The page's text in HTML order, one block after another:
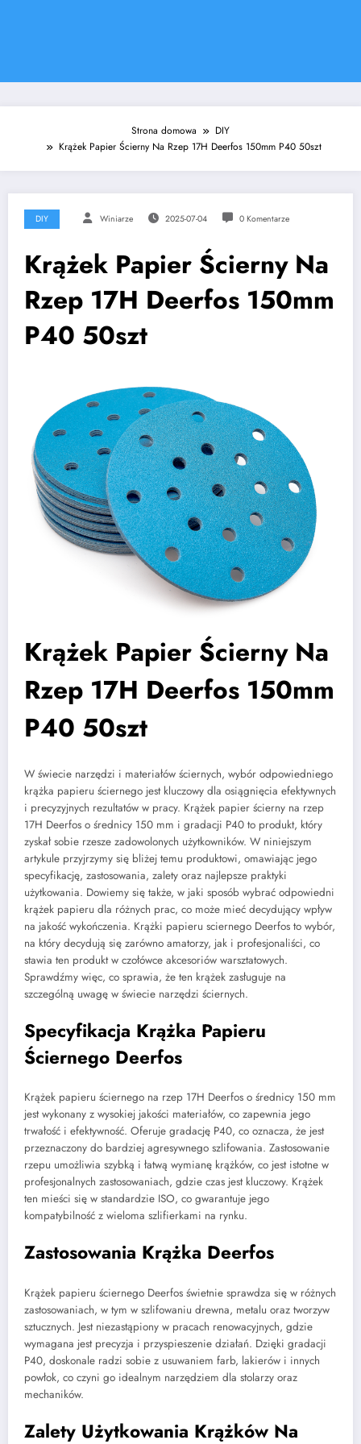
Strona domowa
DIY
Krążek Papier Ścierny Na Rzep 17H Deerfos 150mm P40 50szt
DIY Winiarze 2025-07-04 0 Komentarze
Krążek Papier Ścierny Na
Rzep 17H Deerfos 150mm
P40 50szt
Krążek Papier Ścierny Na
Rzep 17H Deerfos 150mm
P40 50szt
W świecie narzędzi i materiałów ściernych, wybór odpowiedniego
krążka papieru ściernego jest kluczowy dla osiągnięcia efektywnych
i precyzyjnych rezultatów w pracy. Krążek papier ścierny na rzep
17H Deerfos o średnicy 150 mm i gradacji P40 to produkt, który
zyskał sobie rzesze zadowolonych użytkowników. W niniejszym
artykule przyjrzymy się bliżej temu produktowi, omawiając jego
specyfikację, zastosowania, zalety oraz najlepsze praktyki
użytkowania. Dowiemy się także, w jaki sposób wybrać odpowiedni
krążek papieru dla różnych prac, co może mieć decydujący wpływ
na jakość wykończenia. Krążki papieru sciernego Deerfos to wybór,
na który decydują się zarówno amatorzy, jak i profesjonaliści, co
stawia ten produkt w czołówce akcesoriów warsztatowych.
Sprawdźmy więc, co sprawia, że ten krążek zasługuje na
szczególną uwagę w świecie narzędzi ściernych.
Specyfikacja Krążka Papieru
Ściernego Deerfos
Krążek papieru ściernego na rzep 17H Deerfos o średnicy 150 mm
jest wykonany z wysokiej jakości materiałów, co zapewnia jego
trwałość i efektywność. Oferuje gradację P40, co oznacza, że jest
przeznaczony do bardziej agresywnego szlifowania. Zastosowanie
rzepu umożliwia szybką i łatwą wymianę krążków, co jest istotne w
profesjonalnych zastosowaniach, gdzie czas jest kluczowy. Krążek
ten mieści się w standardzie ISO, co gwarantuje jego
kompatybilność z wieloma szlifierkami na rynku.
Zastosowania Krążka Deerfos
Krążek papieru ściernego Deerfos świetnie sprawdza się w różnych
zastosowaniach, w tym w szlifowaniu drewna, metalu oraz tworzyw
sztucznych. Jest niezastąpiony w pracach renowacyjnych, gdzie
wymagana jest precyzja i przyspieszenie działań. Dzięki gradacji
P40, doskonale radzi sobie z usuwaniem farb, lakierów i innych
powłok, co czyni go idealnym narzędziem dla stolarzy oraz
mechaników.
Zalety Użytkowania Krążków Na